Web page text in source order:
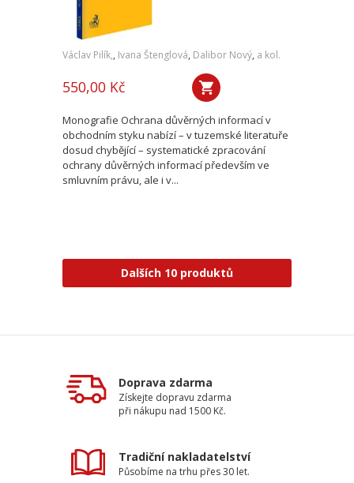
Václav Pilík,, Ivana Štenglová, Dalibor Nový, a kol.
550,00 Kč
Monografie Ochrana důvěrných informací v
obchodním styku nabízí – v tuzemské literatuře
dosud chybějící – systematické zpracování
ochrany důvěrných informací především ve
smluvním právu, ale i v...
Dalších 10 produktů
Doprava zdarma
Získejte dopravu zdarma
při nákupu nad 1500 Kč.
Tradiční nakladatelství
Působíme na trhu přes 30 let.